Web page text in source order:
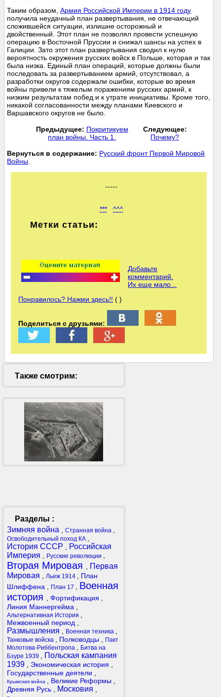
Таким образом,Армия Российской Империи в 1914 году
получила неудачный план развертывания, не отвечающий
сложившейся ситуации, излишне осторожный и
двойственный. Этот план не позволял провести успешную
операцию в Восточной Пруссии и снижал шансы на успех в
Галиции. Зато этот план развертывания сводил к нулю
вероятность окружения русских войск в Польше, которая и так
была низка. Единый план операций, которые должны были
последовать за развертыванием армий, отсутствовал, а
разработки округов содержали ошибки, которые во время
войны привели к тяжелым поражениям русских армий, к
низким результатам побед и к утрате инициативы. Кроме того,
никакой согласованности между планами Киевского и
Варшавского округов не было.
Предыдущее: Покритикуем
план войны. Часть 1.
Следующее:
Почему?
Вернуться в содержание: Русский фронт Первой Мировой
Войны
-----
*** ^^^
Метки статьи:
Добавьте
комментарий.
Их еще мало...
Понравилось? Нажми здесь!! ( )
Поделиться с друзьями:
Также смотрим:
Разделы :
Зимняя война
Странная война
Освободительный поход КА
История СССР
Российская
Империя
Русские революции
Вторая Мировая
Первая
Мировая
Льеж 1914
План
Шлиффена
План 17
Военная
история
Фортификация
Линия Маннергейма
Альтернативная История
Межвоенный период
Размышления Военная техника
Танковые войска Полководцы
Пакт
Молотова-Риббентропа
Битва на
Бзуре 1939
Польская кампания
1939
Экономическая история
Государственные деятели
Крымская война Великие Реформы
Древняя Русь
Московия